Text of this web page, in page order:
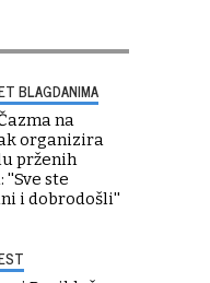
BLAGDANIMA
na
organizira
prženih
''Sve ste
i dobrodošli''